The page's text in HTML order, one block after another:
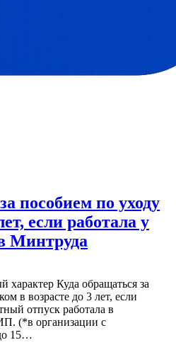
пособием по уходу
если работала у
Минтруда
Куда обращаться за
в возрасте до 3 лет, если
отпуск работала в
(*в организации с
15…